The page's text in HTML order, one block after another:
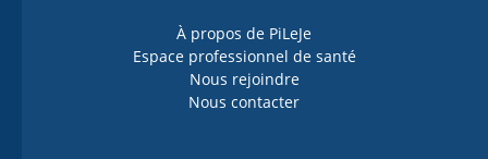
À propos de PiLeJe
Espace professionnel de santé
Nous rejoindre
Nous contacter